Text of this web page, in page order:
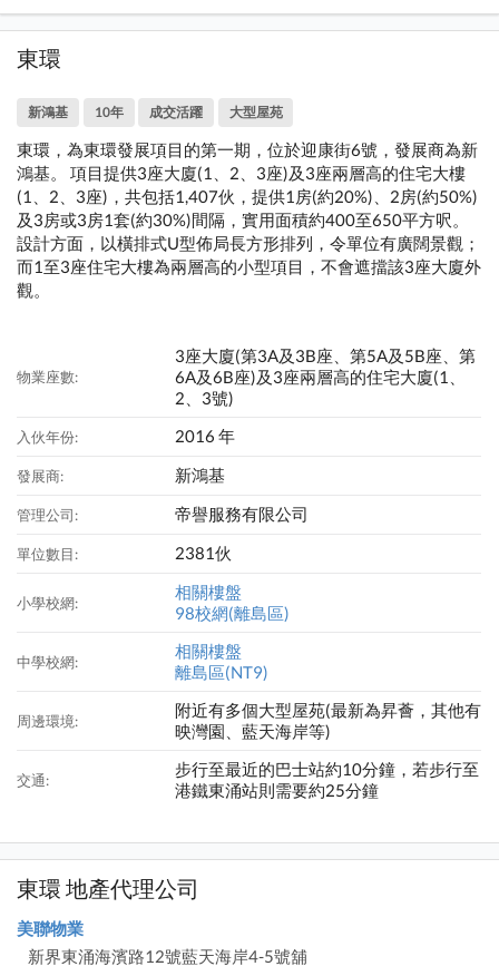
東環
新鴻基 10年 成交活躍 大型屋苑
東環，為東環發展項目的第一期，位於迎康街6號，發展商為新
鴻基。 項目提供3座大廈(1、2、3座)及3座兩層高的住宅大樓
(1、2、3座)，共包括1,407伙，提供1房(約20%)、2房(約50%)
及3房或3房1套(約30%)間隔，實用面積約400至650平方呎。
設計方面，以橫排式U型佈局長方形排列，令單位有廣闊景觀；
而1至3座住宅大樓為兩層高的小型項目，不會遮擋該3座大廈外
觀。
物業座數:
3座大廈(第3A及3B座、第5A及5B座、第
6A及6B座)及3座兩層高的住宅大廈(1、
2、3號)
入伙年份: 2016 年
發展商: 新鴻基
管理公司: 帝譽服務有限公司
單位數目: 2381伙
小學校網:
相關樓盤
98校網(離島區)
中學校網:
相關樓盤
離島區(NT9)
周邊環境:
附近有多個大型屋苑(最新為昇薈，其他有
映灣園、藍天海岸等)
交通:
步行至最近的巴士站約10分鐘，若步行至
港鐵東涌站則需要約25分鐘
東環 地產代理公司
美聯物業
新界東涌海濱路12號藍天海岸4-5號舖